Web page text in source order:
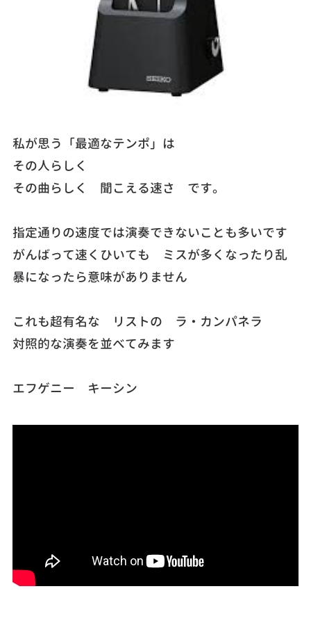
私が思う「最適なテンポ」は
その人らしく
その曲らしく 聞こえる速さ です。
指定通りの速度では演奏できないことも多いです
がんばって速くひいても ミスが多くなったり乱
暴になったら意味がありません
これも超有名な リストの ラ・カンパネラ
対照的な演奏を並べてみます
エフゲニー キーシン